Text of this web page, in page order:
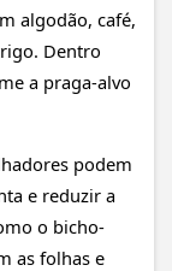
algodão, café,
Dentro
a praga-alvo
podem
e reduzir a
o bicho-
as folhas e